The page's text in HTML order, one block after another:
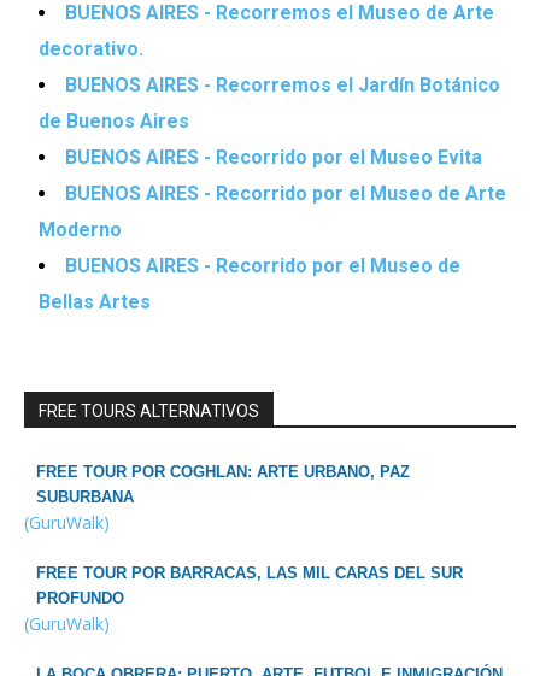
BUENOS AIRES - Recorremos el Museo de Arte
decorativo.
BUENOS AIRES - Recorremos el Jardín Botánico
de Buenos Aires
BUENOS AIRES - Recorrido por el Museo Evita
BUENOS AIRES - Recorrido por el Museo de Arte
Moderno
BUENOS AIRES - Recorrido por el Museo de
Bellas Artes
FREE TOURS ALTERNATIVOS
FREE TOUR POR COGHLAN: ARTE URBANO, PAZ
SUBURBANA
(GuruWalk)
FREE TOUR POR BARRACAS, LAS MIL CARAS DEL SUR
PROFUNDO
(GuruWalk)